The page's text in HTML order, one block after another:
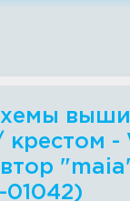
крестом -